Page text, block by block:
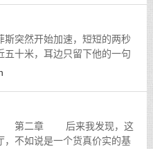
突然开始加速，短短的两秒
十米，耳边只留下他的一句
发现，这
，不如说是一个货真价实的基